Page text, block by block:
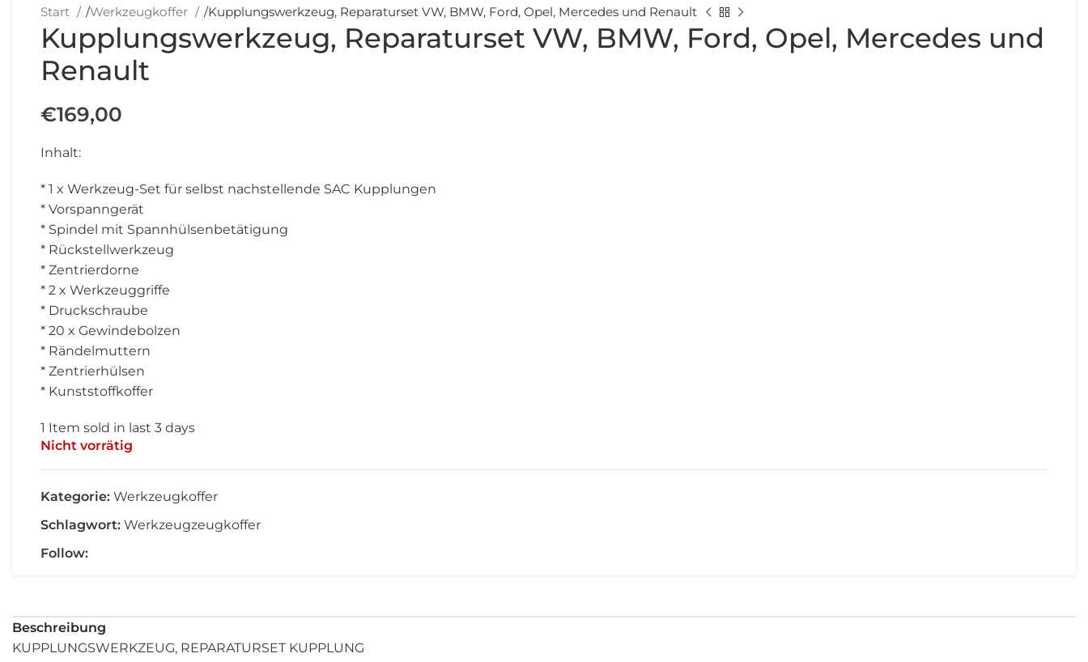
Start /Werkzeugkoffer /Kupplungswerkzeug, Reparaturset VW, BMW, Ford, Opel, Mercedes und Renault
Kupplungswerkzeug, Reparaturset VW, BMW, Ford, Opel, Mercedes und
Renault
€169,00
Inhalt:
* 1 x Werkzeug-Set für selbst nachstellende SAC Kupplungen
* Vorspanngerät
* Spindel mit Spannhülsenbetätigung
* Rückstellwerkzeug
* Zentrierdorne
* 2 x Werkzeuggriffe
* Druckschraube
* 20 x Gewindebolzen
* Rändelmuttern
* Zentrierhülsen
* Kunststoffkoffer
1 Item sold in last 3 days
Nicht vorrätig
Kategorie: Werkzeugkoffer
Schlagwort: Werkzeugzeugkoffer
Follow:
Beschreibung
KUPPLUNGSWERKZEUG, REPARATURSET KUPPLUNG